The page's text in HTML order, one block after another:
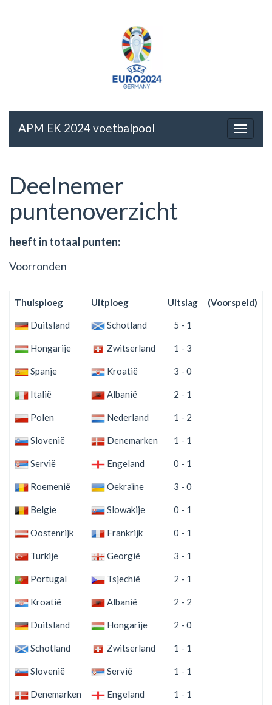
APM EK 2024 voetbalpool
Deelnemer
puntenoverzicht
heeft in totaal punten:
Voorronden
Thuisploeg Uitploeg Uitslag (Voorspeld)
Duitsland Schotland 5 - 1
Hongarije Zwitserland 1 - 3
Spanje Kroatië 3 - 0
Italië Albanië 2 - 1
Polen Nederland 1 - 2
Slovenië Denemarken 1 - 1
Servië Engeland 0 - 1
Roemenië Oekraïne 3 - 0
Belgie Slowakije 0 - 1
Oostenrijk Frankrijk 0 - 1
Turkije Georgië 3 - 1
Portugal Tsjechië 2 - 1
Kroatië Albanië 2 - 2
Duitsland Hongarije 2 - 0
Schotland Zwitserland 1 - 1
Slovenië Servië 1 - 1
Denemarken Engeland 1 - 1